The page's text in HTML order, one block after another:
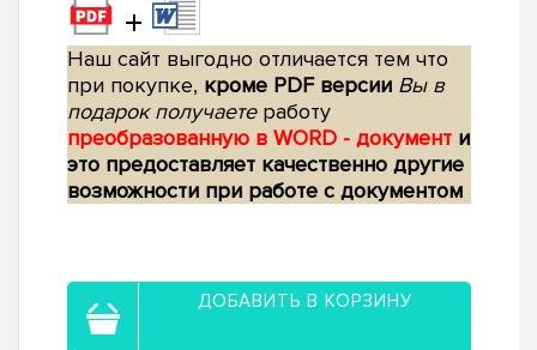
+
Наш сайт выгодно отличается тем что
при покупке, кроме PDF версии Вы в
подарок получаетеработу
преобразованную в WORD - документ и
это предоставляет качественно другие
возможности при работе с документом
ДОБАВИТЬ В КОРЗИНУ